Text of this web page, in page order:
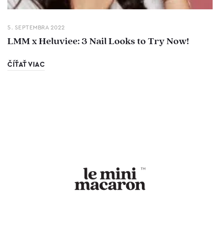
5. SEPTEMBRA 2022
LMM x Heluviee: 3 Nail Looks to Try Now!
ČÍŤAŤ VIAC